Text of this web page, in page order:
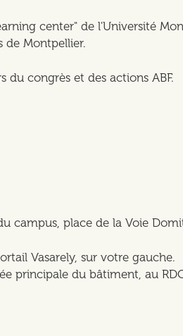
center" de l'Université
Montpellier.
du congrès et des actions ABF.
campus, place de la Voie
Vasarely, sur votre gauche.
principale du bâtiment, au